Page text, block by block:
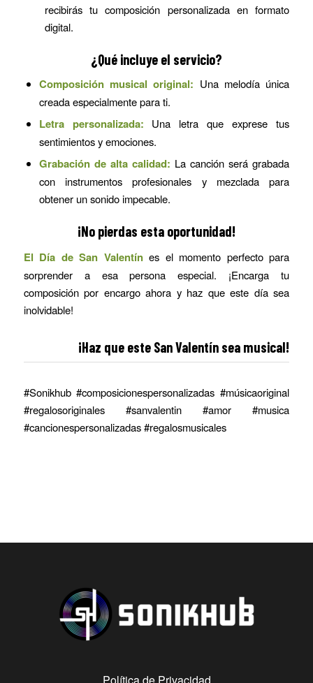
recibirás tu composición personalizada en formato
digital.
¿Qué incluye el servicio?
Composición musical original: Una melodía única
creada especialmente para ti.
Letra personalizada: Una letra que exprese tus
sentimientos y emociones.
Grabación de alta calidad: La canción será grabada
con instrumentos profesionales y mezclada para
obtener un sonido impecable.
¡No pierdas esta oportunidad!
El Día de San Valentínes el momento perfecto para
sorprender a esa persona especial. ¡Encarga tu
composición por encargo ahora y haz que este día sea
inolvidable!
¡Haz que este San Valentín sea musical!
#Sonikhub #composicionespersonalizadas #músicaoriginal
#regalosoriginales #sanvalentin #amor #musica
#cancionespersonalizadas #regalosmusicales